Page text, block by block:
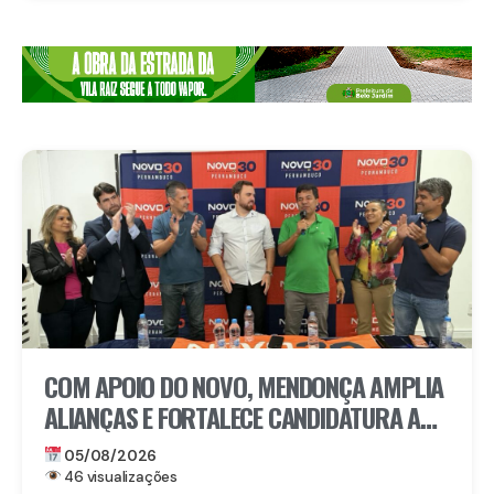
COM APOIO DO NOVO, MENDONÇA AMPLIA
ALIANÇAS E FORTALECE CANDIDATURA AO
SENADO EM PERNAMBUCO
05/08/2026
46 visualizações